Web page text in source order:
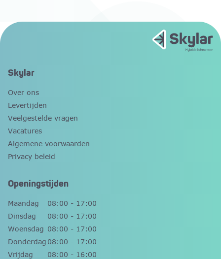
Openingstijden
Maandag
08:00 - 17:00
Dinsdag
08:00 - 17:00
Woensdag 08:00 - 17:00
Donderdag 08:00 - 17:00
Vrijdag
08:00 - 16:00
Skylar
Over ons
Levertijden
Veelgestelde vragen
Vacatures
Algemene voorwaarden
Privacy beleid